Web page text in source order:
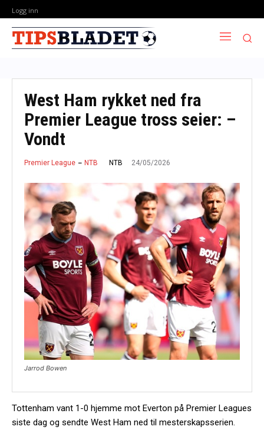
Logg inn
West Ham rykket ned fra
Premier League tross seier: –
Vondt
Premier League NTB NTB 24/05/2026
Jarrod Bowen
Tottenham vant 1-0 hjemme mot Everton på Premier Leagues
siste dag og sendte West Ham ned til mesterskapsserien.